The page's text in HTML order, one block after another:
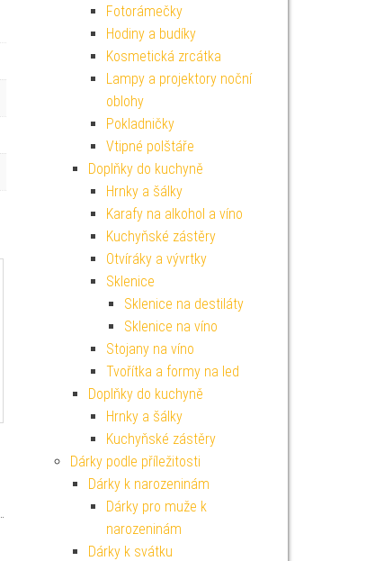
Fotorámečky
Hodiny a budíky
Kosmetická zrcátka
Lampy a projektory noční
oblohy
Pokladničky
Vtipné polštáře
Doplňky do kuchyně
Hrnky a šálky
Karafy na alkohol a víno
Kuchyňské zástěry
Otvíráky a vývrtky
Sklenice
Sklenice na destiláty
Sklenice na víno
Stojany na víno
Tvořítka a formy na led
Doplňky do kuchyně
Hrnky a šálky
Kuchyňské zástěry
Dárky podle příležitosti
Dárky k narozeninám
Dárky pro muže k
narozeninám
Dárky k svátku